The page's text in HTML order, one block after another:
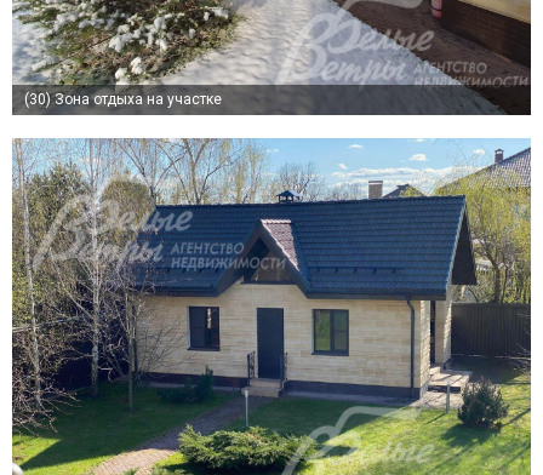
(30)Зона отдыха на участке